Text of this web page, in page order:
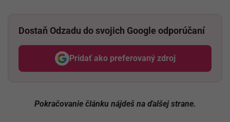
Dostaň Odzadu do svojich Google odporúčaní
Pridať ako preferovaný zdroj
Odzadu, odkaz sa otvorí v
Pokračovanie článku nájdeš na ďalšej strane.